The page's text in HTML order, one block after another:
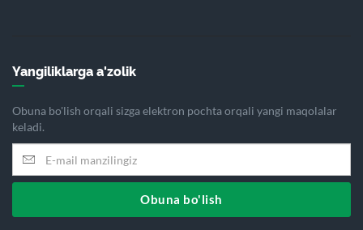
Yangiliklarga a'zolik
Obuna bo'lish orqali sizga elektron pochta orqali yangi maqolalar
keladi.
Obuna bo'lish